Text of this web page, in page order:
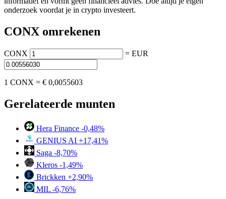
onderzoek voordat je in crypto investeert.
CONX omrekenen
CONX = EUR
1 CONX = € 0,0055603
Gerelateerde munten
Hera Finance -0,48%
GENIUS AI +17,41%
Saga -8,70%
Kleros -1,49%
Brickken +2,90%
MIL -6,76%